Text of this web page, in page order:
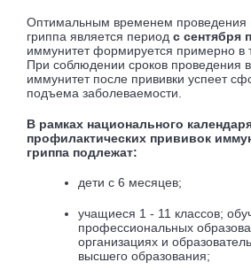
Оптимальным временем проведения
гриппа является период с сентября
иммунитет формируется примерно в
При соблюдении сроков проведения
иммунитет после прививки успеет
подъема заболеваемости.
В рамках национального
профилактических прививок
гриппа подлежат:
дети с 6 месяцев;
учащиеся 1 - 11 классов;
профессиональных
организациях и
высшего образования;